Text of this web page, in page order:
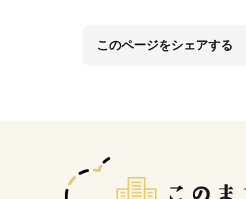
このページをシェアする